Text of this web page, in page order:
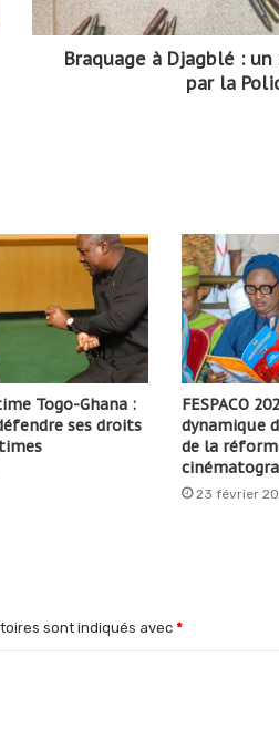
Braquage à Djagblé :
par la
Togo-Ghana :
ses droits
FESPACO
dynamique
de la
23 février
sont indiqués avec*